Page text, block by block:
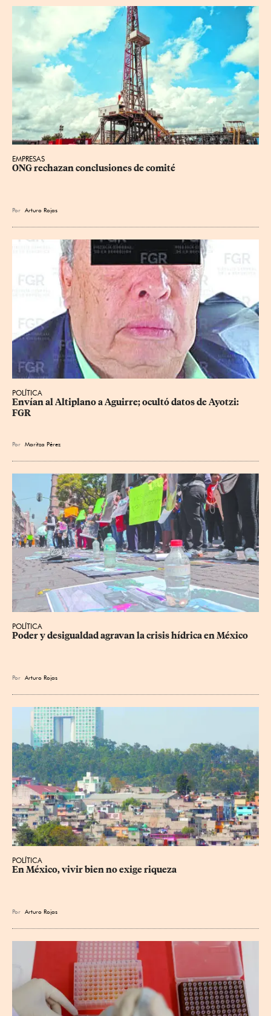
EMPRESAS
ONG rechazan conclusiones de comité
Por Arturo Rojas
POLÍTICA
Envían al Altiplano a Aguirre; ocultó datos de Ayotzi:
FGR
Por Maritza Pérez
POLÍTICA
Poder y desigualdad agravan la crisis hídrica en México
Por Arturo Rojas
POLÍTICA
En México, vivir bien no exige riqueza
Por Arturo Rojas